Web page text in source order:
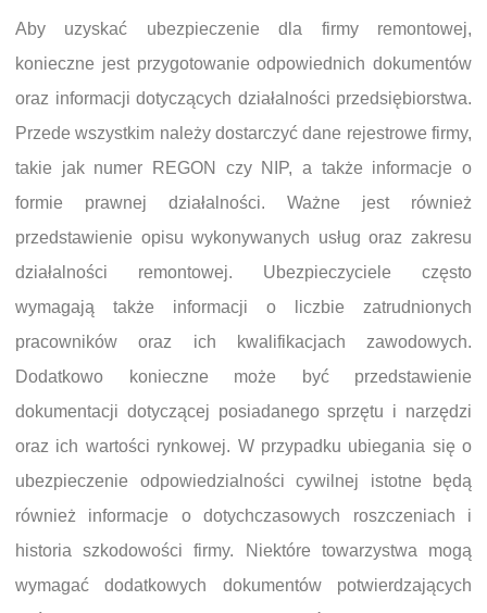
Aby uzyskać ubezpieczenie dla firmy remontowej,
konieczne jest przygotowanie odpowiednich dokumentów
oraz informacji dotyczących działalności przedsiębiorstwa.
Przede wszystkim należy dostarczyć dane rejestrowe firmy,
takie jak numer REGON czy NIP, a także informacje o
formie prawnej działalności. Ważne jest również
przedstawienie opisu wykonywanych usług oraz zakresu
działalności remontowej. Ubezpieczyciele często
wymagają także informacji o liczbie zatrudnionych
pracowników oraz ich kwalifikacjach zawodowych.
Dodatkowo konieczne może być przedstawienie
dokumentacji dotyczącej posiadanego sprzętu i narzędzi
oraz ich wartości rynkowej. W przypadku ubiegania się o
ubezpieczenie odpowiedzialności cywilnej istotne będą
również informacje o dotychczasowych roszczeniach i
historia szkodowości firmy. Niektóre towarzystwa mogą
wymagać dodatkowych dokumentów potwierdzających